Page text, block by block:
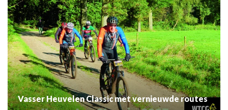
Vasser Heuvelen Classic met vernieuwde routes